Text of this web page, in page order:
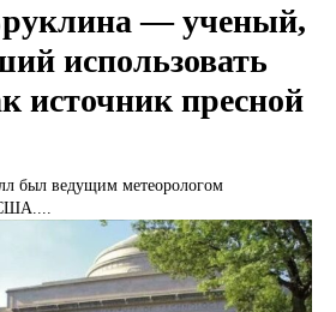
— ученый,
использовать
источник пресной
был ведущим метеорологом